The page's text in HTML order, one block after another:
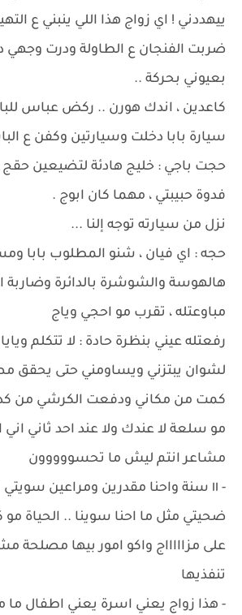
ييهددني ! اي زواج هذا اللي ينبني ع
ضربت الفنجان ع الطاولة ودرت
بعيوني بحركة ..
كاعدين ، اندك هورن .. ركض عباس
سيارة بابا دخلت وسيارتين وكفن ع
حجت باجي : خليج هادئة لتضيعين حقج
فدوة حبيبتي ، مهما كان ابوج .
نزل من سيارته توجه إلنا ...
حجه : اي فيان ، شنو المطلوب بابا
هالهوسة والشوشرة بالدائرة وضاربة
مباوعتله ، تقرب مو احجي وياج
رفعتله عيني بنظرة حادة : لا تتكلم
لشوان يبتزني ويساومني حتى يحقق
كمت من مكاني ودفعت الكرشي من
مو سلعة لا عندك ولا عند احد ثاني
مشاعر انتم ليش ما تحسووووون
- ١١ سنة واحنا مقدرين ومراعين سويتي
ضحيتي مثل ما احنا سوينا .. الحياة مو
على مزاااااج واكو امور بيها مصلحة
تنفذيها
- هذا زواج يعني اسرة يعني اطفال